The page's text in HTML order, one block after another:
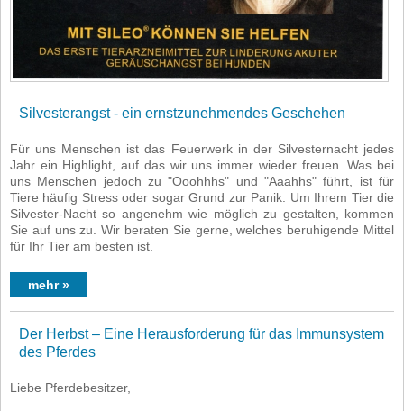
Silvesterangst - ein ernstzunehmendes Geschehen
Für uns Menschen ist das Feuerwerk in der Silvesternacht jedes
Jahr ein Highlight, auf das wir uns immer wieder freuen. Was bei
uns Menschen jedoch zu "Ooohhhs" und "Aaahhs" führt, ist für
Tiere häufig Stress oder sogar Grund zur Panik. Um Ihrem Tier die
Silvester-Nacht so angenehm wie möglich zu gestalten, kommen
Sie auf uns zu. Wir beraten Sie gerne, welches beruhigende Mittel
für Ihr Tier am besten ist.
mehr »
Der Herbst – Eine Herausforderung für das Immunsystem
des Pferdes
Liebe Pferdebesitzer,